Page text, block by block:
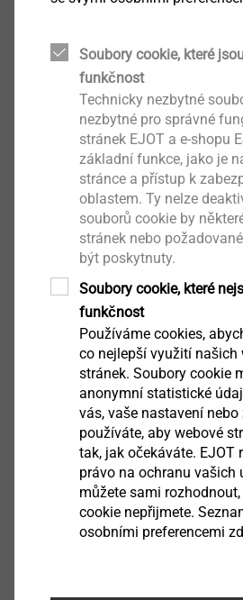
Vykreslování hmoždinek
Upevňování lehkých a
Upevňování těžkých a
prvků
Výtažné zkoušky
Napojovací okenní lišty
Soubory cookie, které
funkčnost
Technicky nezbytné
nezbytné pro správné
stránek EJOT a e-shopu
základní funkce, jako je
stránce a přístup k
oblastem. Ty nelze
souborů cookie by
stránek nebo
být poskytnuty.
Soubory cookie, které
funkčnost
Používáme cookies,
co nejlepší využití našich
stránek. Soubory cookie
anonymní statistické
vás, vaše nastavení nebo
používáte, aby webové
tak, jak očekáváte. EJOT
právo na ochranu vašich
můžete sami
cookie nepřijmete.
osobními preferencemi